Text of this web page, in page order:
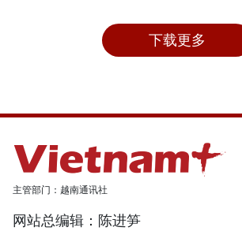
下载更多
主管部门：越南通讯社
网站总编辑：陈进笋